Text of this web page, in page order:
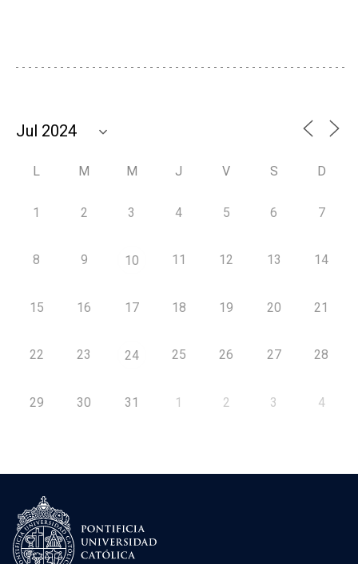
L M M J V S D
1 2 3 4 5 6 7
8 9 10 11 12 13 14
15 16 17 18 19 20 21
22 23 24 25 26 27 28
29 30 31 1 2 3 4